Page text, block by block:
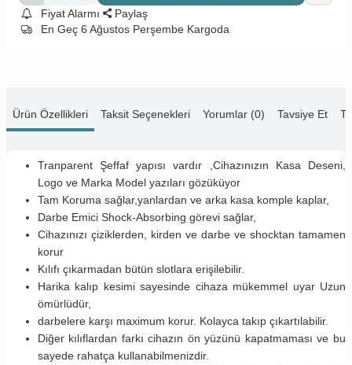
Fiyat Alarmı
Paylaş
En Geç 6 Ağustos Perşembe Kargoda
Ürün Özellikleri Taksit Seçenekleri Yorumlar (0) Tavsiye Et
Tranparent Şeffaf yapısı vardır ,Cihazınızın Kasa Deseni,
Logo ve Marka Model yazıları gözüküyor
Tam Koruma sağlar,yanlardan ve arka kasa komple kaplar,
Darbe Emici Shock-Absorbing görevi sağlar,
Cihazınızı çiziklerden, kirden ve darbe ve shocktan tamamen
korur
Kılıfı çıkarmadan bütün slotlara erişilebilir.
Harika kalıp kesimi sayesinde cihaza mükemmel uyar Uzun
ömürlüdür,
darbelere karşı maximum korur. Kolayca takıp çıkartılabilir.
Diğer kılıflardan farkı cihazın ön yüzünü kapatmaması ve bu
sayede rahatça kullanabilmenizdir.